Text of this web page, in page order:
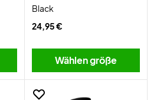
Black
24,95 €
Wählen größe